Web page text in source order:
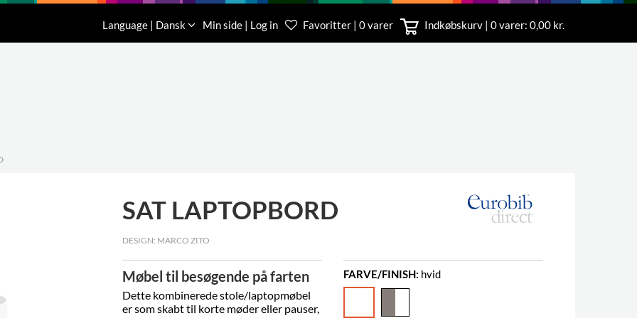
Language | Dansk Min side | Log in Favoritter | 0 varer Indkøbskurv | 0varer: 0,00 kr.
Kundeservice
76 78 26 11
SAT LAPTOPBORD
DESIGN: MARCO ZITO
Møbel til besøgende på farten
Dette kombinerede stole/laptopmøbel
er som skabt til korte møder eller pauser,
FARVE/FINISH: hvid